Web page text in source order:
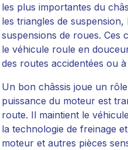
les plus importantes du
les triangles de suspension,
suspensions de roues. Ces
le véhicule roule en
des routes accidentées ou
Un bon châssis joue un
puissance du moteur est
route. Il maintient le
la technologie de freinage
moteur et autres pièces